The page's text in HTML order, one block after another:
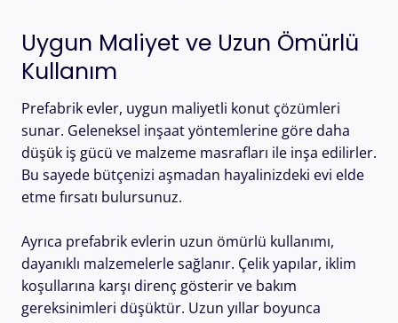
Uygun Maliyet ve Uzun Ömürlü
Kullanım
Prefabrik evler, uygun maliyetli konut çözümleri
sunar. Geleneksel inşaat yöntemlerine göre daha
düşük iş gücü ve malzeme masrafları ile inşa edilirler.
Bu sayede bütçenizi aşmadan hayalinizdeki evi elde
etme fırsatı bulursunuz.
Ayrıca prefabrik evlerin uzun ömürlü kullanımı,
dayanıklı malzemelerle sağlanır. Çelik yapılar, iklim
koşullarına karşı direnç gösterir ve bakım
gereksinimleri düşüktür. Uzun yıllar boyunca